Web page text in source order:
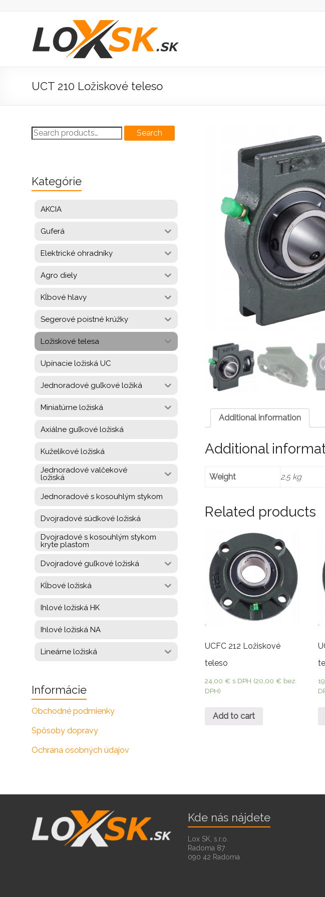
Loxsk
predaj
UCT 210 Ložiskové teleso
Additional information
Additional
Weight 2.5 kg
Related products
UCFC 212 Ložiskové
teleso
24,00€ s DPH (20,00€ bez
DPH)
Add to cart
Search
for:
Search
Kategórie
AKCIA
Guferá
Elektrické ohradníky
Agro diely
Kĺbové hlavy
Segerové poistné krúžky
Ložiskové telesa
Upínacie ložiská UC
Jednoradové guľkové ložiká
Miniatúrne ložiská
Axiálne guľkové ložiská
Kuželíkové ložiská
Jednoradové valčekové
ložiská
Jednoradové s kosouhlým stykom
Dvojradové súdkové ložiská
Dvojradové s kosouhlým stykom
kryte plastom
Dvojradové guľkové ložiská
Kĺbové ložiská
Ihlové ložiská HK
Ihlové ložiská NA
Lineárne ložiská
Informácie
Obchodné podmienky
Spôsoby dopravy
Ochrana osobných údajov
Kde nás nájdete
Lox SK, s.r.o.
Radoma 87
090 42 Radoma